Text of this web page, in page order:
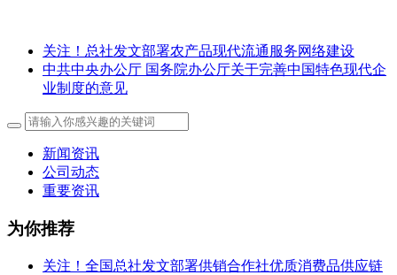
关注！总社发文部署农产品现代流通服务网络建设
中共中央办公厅 国务院办公厅关于完善中国特色现代企
业制度的意见
新闻资讯
公司动态
重要资讯
为你推荐
关注！全国总社发文部署供销合作社优质消费品供应链